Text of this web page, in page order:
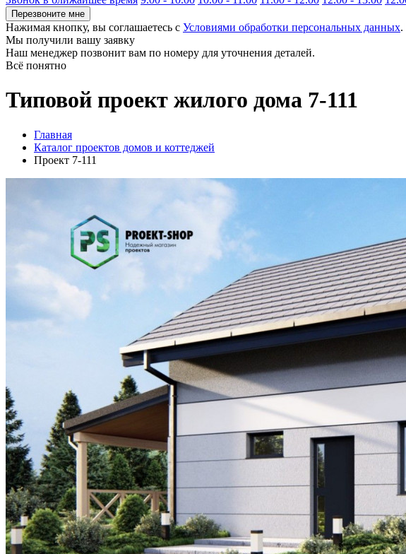
Перезвоните мне
Нажимая кнопку, вы соглашаетесь с Условиями обработки персональных данных.
Мы получили вашу заявку
Наш менеджер позвонит вам по номеру для уточнения деталей.
Всё понятно
Типовой проект жилого дома 7-111
Главная
Каталог проектов домов и коттеджей
Проект 7-111